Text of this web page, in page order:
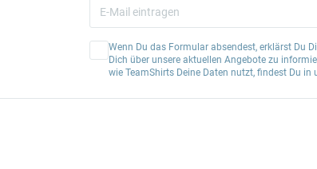
Wenn Du das Formular absendest, erklärst Du
Dich über unsere aktuellen Angebote zu
wie TeamShirts Deine Daten nutzt, findest Du in